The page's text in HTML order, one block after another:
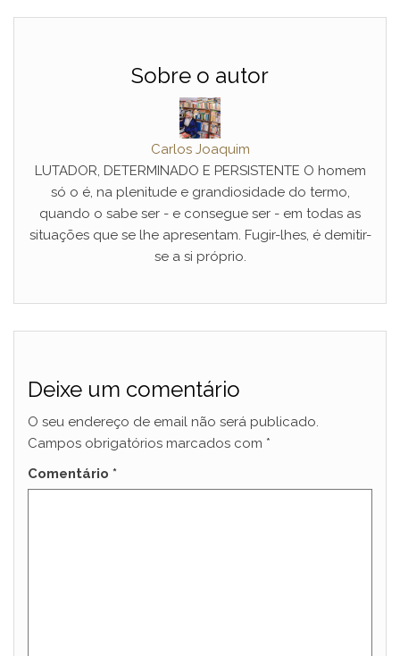
Sobre o autor
Carlos Joaquim
LUTADOR, DETERMINADO E PERSISTENTE O homem
só o é, na plenitude e grandiosidade do termo,
quando o sabe ser - e consegue ser - em todas as
situações que se lhe apresentam. Fugir-lhes, é demitir-
se a si próprio.
Deixe um comentário
O seu endereço de email não será publicado.
Campos obrigatórios marcados com *
Comentário *